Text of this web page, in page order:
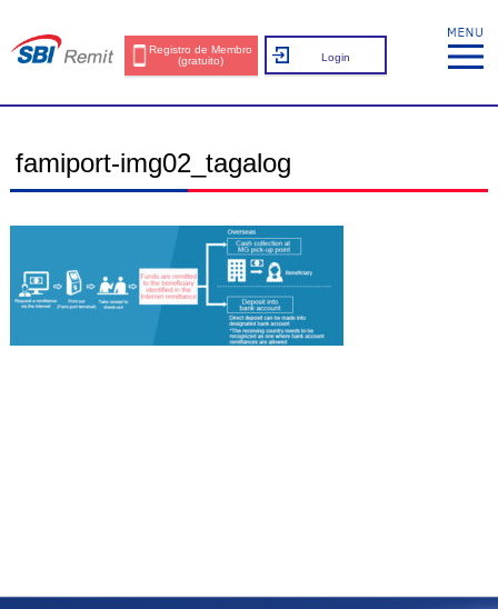
Registro de Membro
(gratuito)
Login
famiport-img02_tagalog